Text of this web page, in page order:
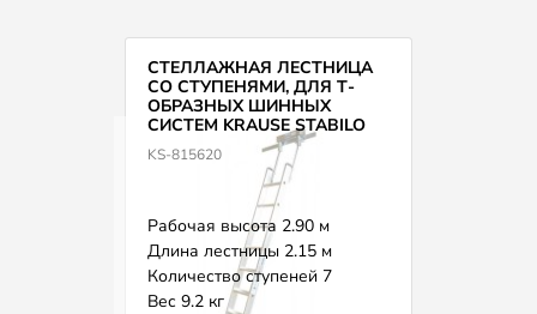
СТЕЛЛАЖНАЯ ЛЕСТНИЦА
СО СТУПЕНЯМИ, ДЛЯ Т-
ОБРАЗНЫХ ШИННЫХ
СИСТЕМ KRAUSE STABILO
815620
KS-815620
Рабочая высота 2.90 м
Длина лестницы 2.15 м
Количество ступеней 7
Вес 9.2 кг